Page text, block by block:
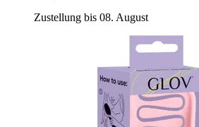
Zustellung bis 08. August